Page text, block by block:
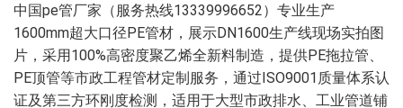
中国pe管厂家（服务热线13339996652）专业生产
1600mm超大口径PE管材，展示DN1600生产线现场实拍图
片，采用100%高密度聚乙烯全新料制造，提供PE拖拉管、
PE顶管等市政工程管材定制服务，通过ISO9001质量体系认
证及第三方环刚度检测，适用于大型市政排水、工业管道铺